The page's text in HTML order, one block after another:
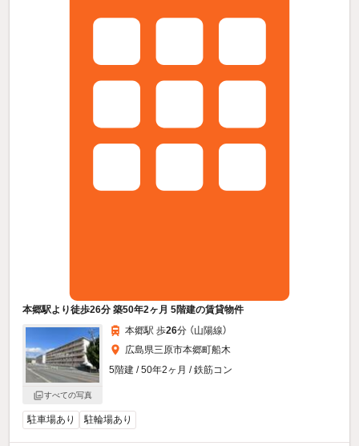
本郷駅より徒歩26分 築50年2ヶ月 5階建の賃貸物件
すべての写真
本郷駅 歩26分 （山陽線）
広島県三原市本郷町船木
5階建 / 50年2ヶ月 / 鉄筋コン
駐車場あり 駐輪場あり